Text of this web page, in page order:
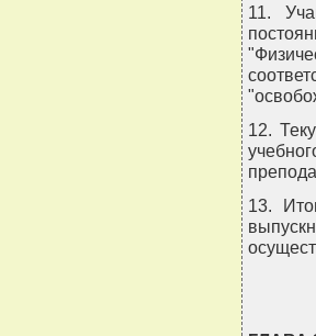
11.
12.
13.